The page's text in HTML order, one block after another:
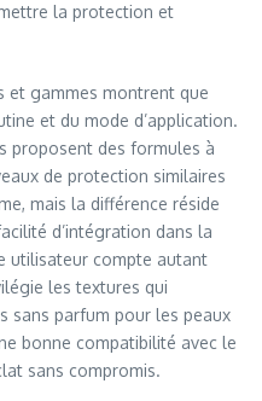
la protection et
et gammes montrent que
et du mode d’application.
proposent des formules à
de protection similaires
mais la différence réside
d’intégration dans la
utilisateur compte autant
les textures qui
sans parfum pour les peaux
bonne compatibilité avec le
sans compromis.